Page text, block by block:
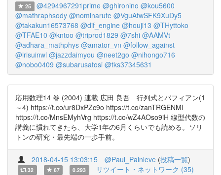
25 @4294967291prime @ghironino @kou5600
@mathraphsody @nominarute @VguAfwSFK9XuDy5
@takakun16573768 @dif_engine @houji13 @THyttoko
@TFAE10 @kntoo @triprod1829 @7shi @AAMVt
@adhara_mathphys @amator_vn @follow_against
@irisuinwl @jazzdaimyou @neet2go @nihongo716
@nobo0409 @subarusatosi @tks37345631
応用数理14 巻 (2004) 連載 広田 良吾 行列式とパフィアン(1
～4) https://t.co/ur8DxPZc9o https://t.co/zanTRGENMl
https://t.co/MnsEMyhVrg https://t.co/wZ4AOso9iH 線型代数の
講義に慣れてきたら、大学1年の6月くらいでも読める。ソリ
トンの研究・最先端の一歩手前。
2018-04-15 13:03:15 @Paul_Painleve (投稿一覧)
32 67 0.293 リツイート・ネットワーク (35)